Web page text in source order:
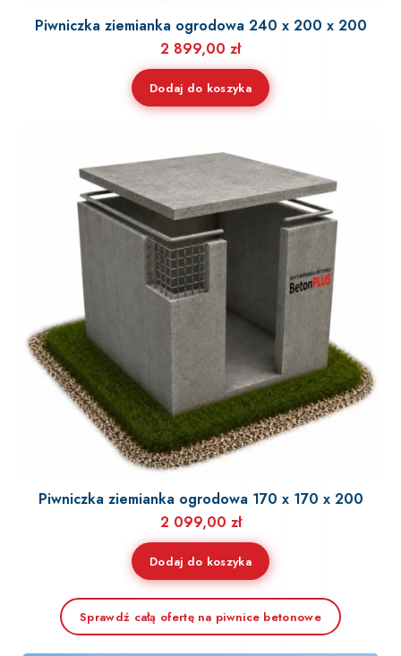
Piwniczka ziemianka ogrodowa 240 x 200 x 200
2 899,00 zł
Dodaj do koszyka
Piwniczka ziemianka ogrodowa 170 x 170 x 200
2 099,00 zł
Dodaj do koszyka
Sprawdź całą ofertę na piwnice betonowe